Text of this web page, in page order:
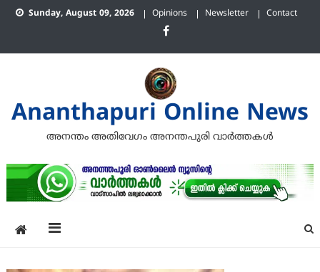
Skip
Sunday, August 09, 2026 Opinions Newsletter Contact
Ananthapuri Online News
അനന്തം അതിവേഗം അനന്തപുരി വാര്‍ത്തകള്‍